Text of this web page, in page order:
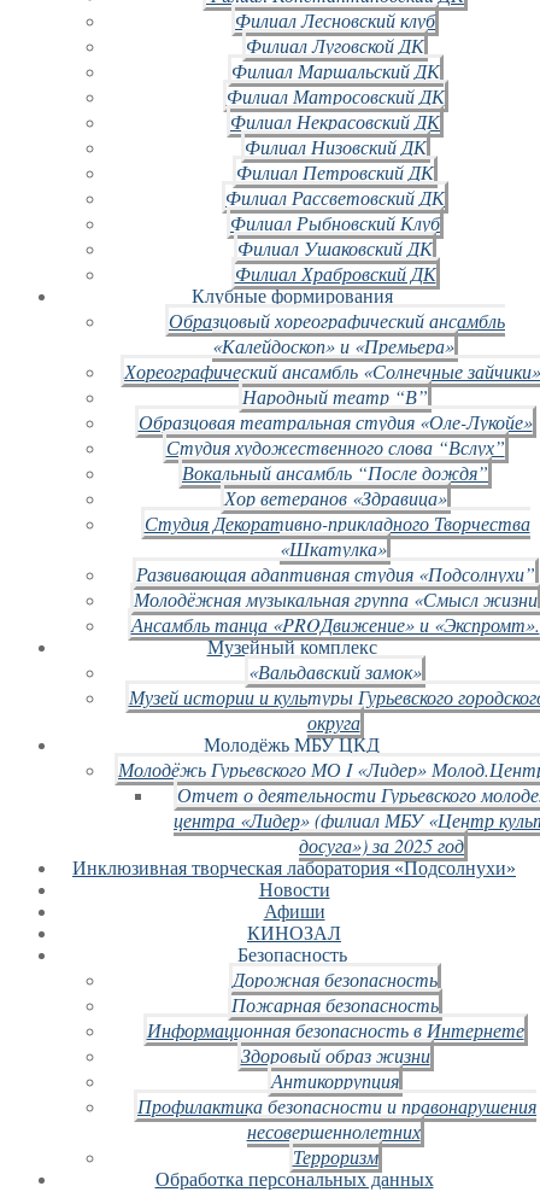
Филиал Лесновский клуб
Филиал Луговской ДК
Филиал Маршальский ДК
Филиал Матросовский ДК
Филиал Некрасовский ДК
Филиал Низовский ДК
Филиал Петровский ДК
Филиал Рассветовский ДК
Филиал Рыбновский Клуб
Филиал Ушаковский ДК
Филиал Храбровский ДК
Клубные формирования
Образцовый хореографический ансамбль
«Калейдоскоп» и «Премьера»
Хореографический ансамбль «Солнечные
Народный театр “В”
Образцовая театральная студия «Оле-Лукойе»
Студия художественного слова “Вслух”
Вокальный ансамбль “После дождя”
Хор ветеранов «Здравица»
Студия Декоративно-прикладного Творчества
«Шкатулка»
Развивающая адаптивная студия «Подсолнухи”
Молодёжная музыкальная группа «Смысл жизни
Ансамбль танца «PROДвижение» и «Экспромт».
Музейный комплекс
«Вальдавский замок»
Музей истории и культуры Гурьевского
округа
Молодёжь МБУ ЦКД
Молодёжь Гурьевского МО I «Лидер»
Отчет о деятельности Гурьевского
центра «Лидер» (филиал МБУ «Центр
досуга») за 2025 год
Инклюзивная творческая лаборатория «Подсолнухи»
Новости
Афиши
КИНОЗАЛ
Безопасность
Дорожная безопасность
Пожарная безопасность
Информационная безопасность в Интернете
Здоровый образ жизни
Антикоррупция
Профилактика безопасности и правонарушения
несовершеннолетних
Терроризм
Обработка персональных данных